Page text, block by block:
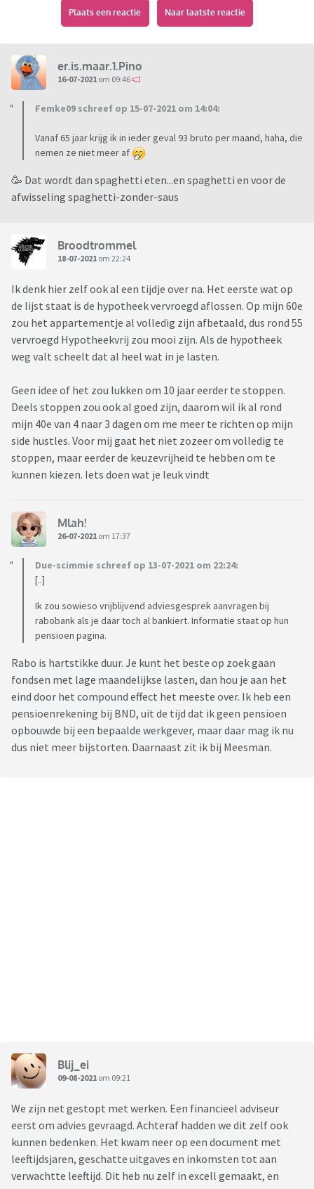
Zijn er mensen die kennis, tips of ervaringen met me willen
van leren en mijn voordeel mee doen.
groet, Pino
Plaats een reactie Naar laatste reactie
er.is.maar.1.Pino
16-07-2021 om 09:46
Femke09 schreef op 15-07-2021 om 14:04:
Vanaf 65 jaar krijg ik in ieder geval 93 bruto per maand, haha, die
nemen ze niet meer af
🥳 Dat wordt dan spaghetti eten...en spaghetti en voor de
afwisseling spaghetti-zonder-saus
Broodtrommel
18-07-2021 om 22:24
Ik denk hier zelf ook al een tijdje over na. Het eerste wat op
de lijst staat is de hypotheek vervroegd aflossen. Op mijn 60e
zou het appartementje al volledig zijn afbetaald, dus rond 55
vervroegd Hypotheekvrij zou mooi zijn. Als de hypotheek
weg valt scheelt dat al heel wat in je lasten.
Geen idee of het zou lukken om 10 jaar eerder te stoppen.
Deels stoppen zou ook al goed zijn, daarom wil ik al rond
mijn 40e van 4 naar 3 dagen om me meer te richten op mijn
side hustles. Voor mij gaat het niet zozeer om volledig te
stoppen, maar eerder de keuzevrijheid te hebben om te
kunnen kiezen. Iets doen wat je leuk vindt
Mlah!
26-07-2021 om 17:37
Due-scimmie schreef op 13-07-2021 om 22:24:
[..]
Ik zou sowieso vrijblijvend adviesgesprek aanvragen bij
rabobank als je daar toch al bankiert. Informatie staat op hun
pensioen pagina.
Rabo is hartstikke duur. Je kunt het beste op zoek gaan
fondsen met lage maandelijkse lasten, dan hou je aan het
eind door het compound effect het meeste over. Ik heb een
pensioenrekening bij BND, uit de tijd dat ik geen pensioen
opbouwde bij een bepaalde werkgever, maar daar mag ik nu
dus niet meer bijstorten. Daarnaast zit ik bij Meesman.
Blij_ei
09-08-2021 om 09:21
We zijn net gestopt met werken. Een financieel adviseur
eerst om advies gevraagd. Achteraf hadden we dit zelf ook
kunnen bedenken. Het kwam neer op een document met
leeftijdsjaren, geschatte uitgaves en inkomsten tot aan
verwachtte leeftijd. Dit heb nu zelf in excell gemaakt, en